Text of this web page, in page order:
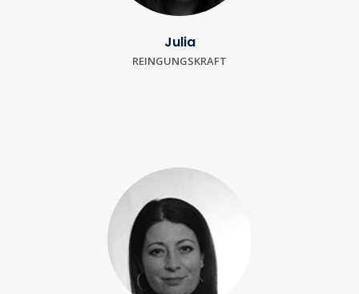
Julia
REINGUNGSKRAFT